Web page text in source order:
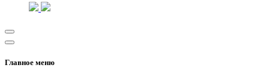
Главное меню